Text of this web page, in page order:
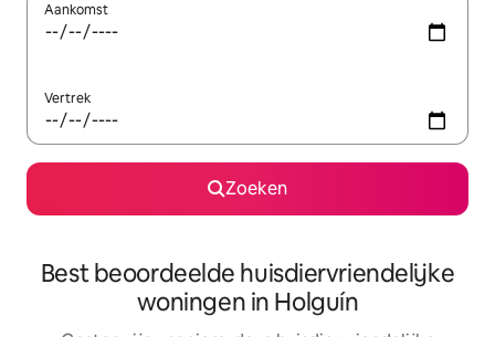
Aankomst
Vertrek
Zoeken
Best beoordeelde huisdiervriendelijke
woningen in Holguín